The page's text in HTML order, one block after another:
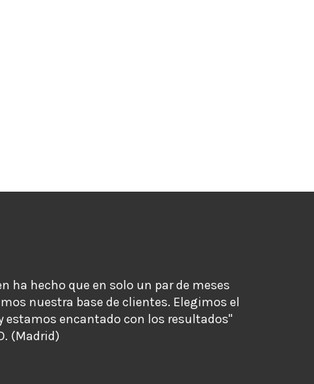
ha hecho que en solo un par de meses
nuestra base de clientes. Elegimos el
estamos encantado con los resultados"
(Madrid)